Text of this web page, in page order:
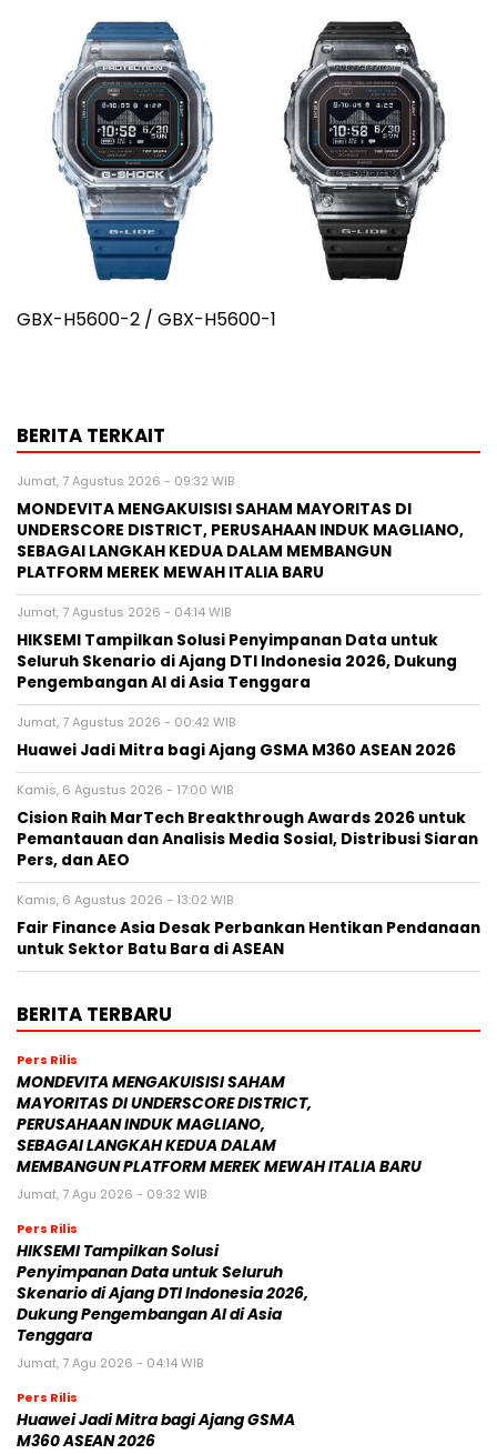
GBX-H5600-2 / GBX-H5600-1
BERITA TERKAIT
Jumat, 7 Agustus 2026 - 09:32 WIB
MONDEVITA MENGAKUISISI SAHAM MAYORITAS DI
UNDERSCORE DISTRICT, PERUSAHAAN INDUK MAGLIANO,
SEBAGAI LANGKAH KEDUA DALAM MEMBANGUN
PLATFORM MEREK MEWAH ITALIA BARU
Jumat, 7 Agustus 2026 - 04:14 WIB
HIKSEMI Tampilkan Solusi Penyimpanan Data untuk
Seluruh Skenario di Ajang DTI Indonesia 2026, Dukung
Pengembangan AI di Asia Tenggara
Jumat, 7 Agustus 2026 - 00:42 WIB
Huawei Jadi Mitra bagi Ajang GSMA M360 ASEAN 2026
Kamis, 6 Agustus 2026 - 17:00 WIB
Cision Raih MarTech Breakthrough Awards 2026 untuk
Pemantauan dan Analisis Media Sosial, Distribusi Siaran
Pers, dan AEO
Kamis, 6 Agustus 2026 - 13:02 WIB
Fair Finance Asia Desak Perbankan Hentikan Pendanaan
untuk Sektor Batu Bara di ASEAN
BERITA TERBARU
Pers Rilis
MONDEVITA MENGAKUISISI SAHAM
MAYORITAS DI UNDERSCORE DISTRICT,
PERUSAHAAN INDUK MAGLIANO,
SEBAGAI LANGKAH KEDUA DALAM
MEMBANGUN PLATFORM MEREK MEWAH ITALIA BARU
Jumat, 7 Agu 2026 - 09:32 WIB
Pers Rilis
HIKSEMI Tampilkan Solusi
Penyimpanan Data untuk Seluruh
Skenario di Ajang DTI Indonesia 2026,
Dukung Pengembangan AI di Asia
Tenggara
Jumat, 7 Agu 2026 - 04:14 WIB
Pers Rilis
Huawei Jadi Mitra bagi Ajang GSMA
M360 ASEAN 2026